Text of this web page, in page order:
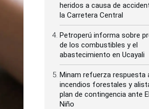
heridos a causa de
la Carretera Central
Petroperú informa sobre
de los combustibles y el
abastecimiento en Ucayali
Minam refuerza respuesta
incendios forestales y
plan de contingencia ante El
Niño